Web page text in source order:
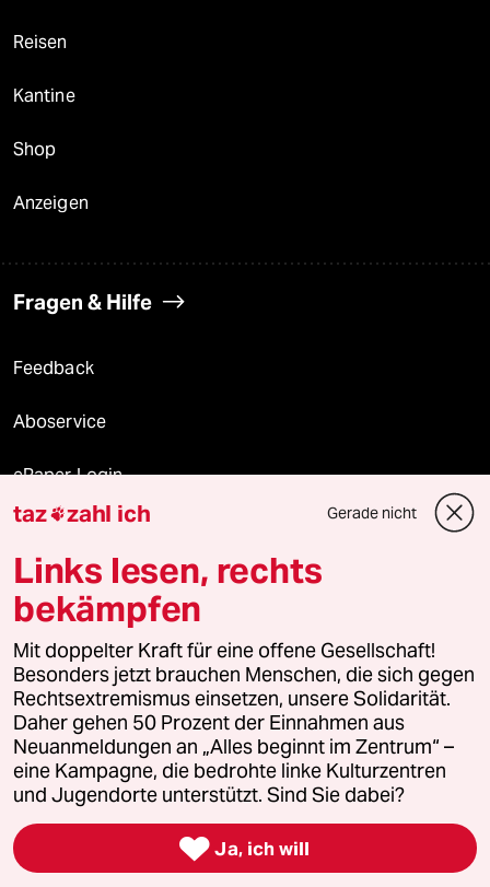
Reisen
Kantine
Shop
Anzeigen
Fragen & Hilfe
Feedback
Aboservice
ePaper Login
Downloads für Abonnierende
© 2026 taz Verlags und Vertriebs GmbH
Alle Rechte vorbehalten. Bei rechtlichen Fragen oder für Genehmigungen
wenden Sie sich bitte an
lizenzen@taz.de
Feedback Redaktionsstatut Kommune-Richtlinien
Leitlinie Informant Datenschutz Impressum AGB
Seitenwende Einwilligungen widerrufen (Ads)
taz zahl ich Gerade nicht
Links lesen, rechts
bekämpfen
Mit doppelter Kraft für eine offene Gesellschaft!
Besonders jetzt brauchen Menschen, die sich gegen
Rechtsextremismus einsetzen, unsere Solidarität.
Daher gehen 50 Prozent der Einnahmen aus
Neuanmeldungen an „Alles beginnt im Zentrum“ –
eine Kampagne, die bedrohte linke Kulturzentren
und Jugendorte unterstützt. Sind Sie dabei?
 Ja, ich will